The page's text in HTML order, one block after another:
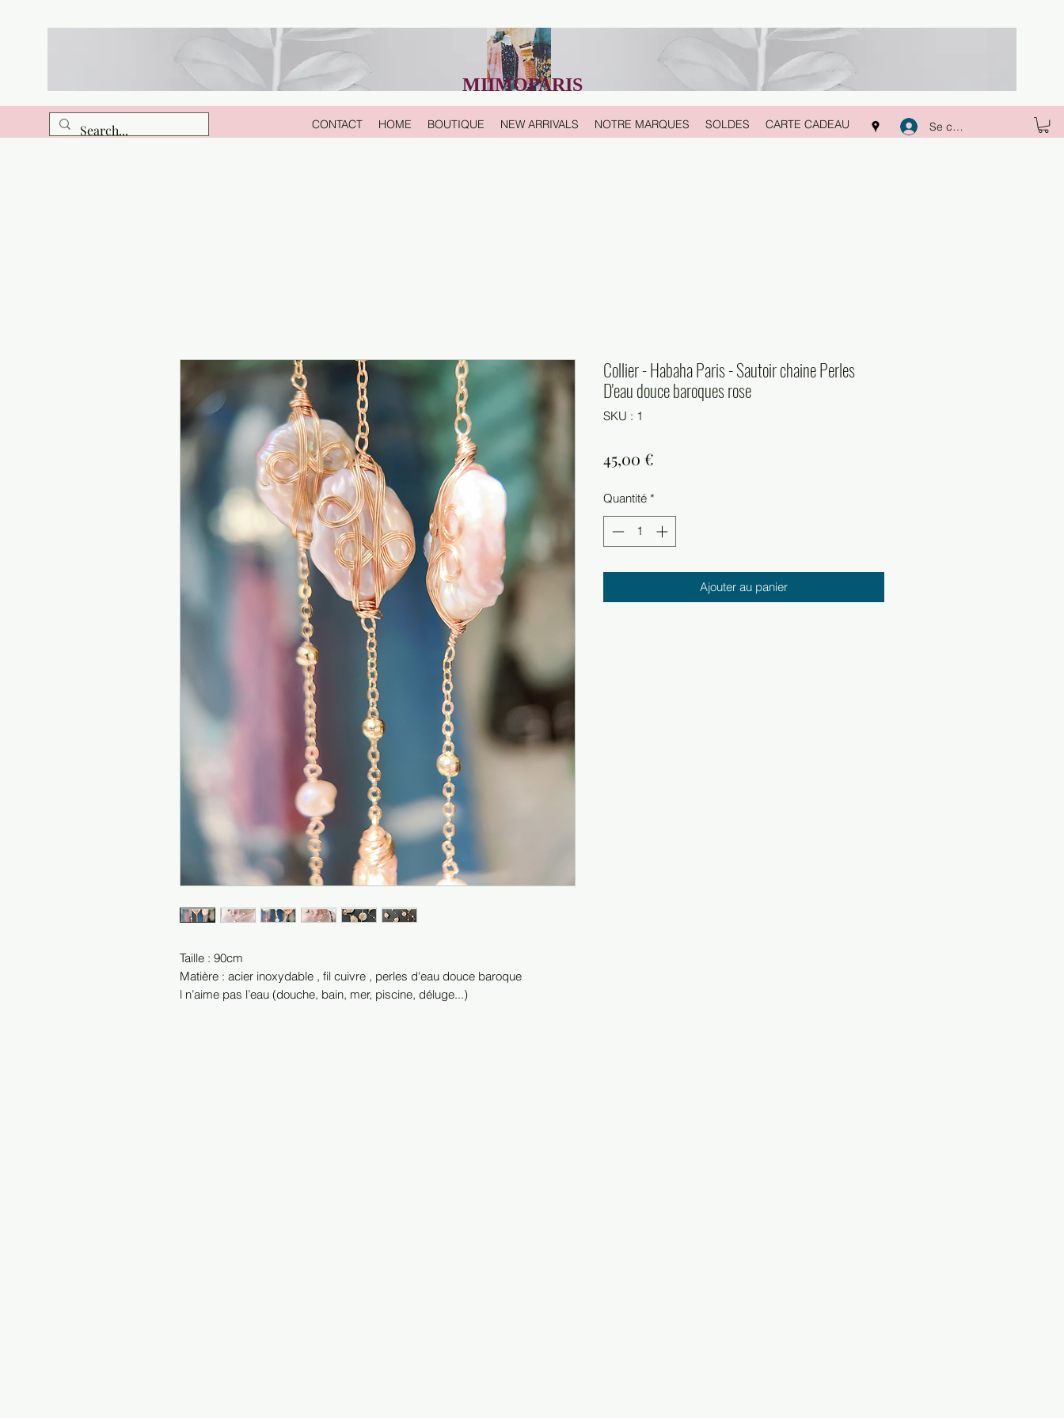
MIIMOPARIS
CONTACT HOME BOUTIQUE NEW ARRIVALS NOTRE MARQUES SOLDES CARTE CADEAU Se connecter
Taille : 90cm
Matière : acier inoxydable , fil cuivre , perles d'eau douce baroque
l n’aime pas l’eau (douche, bain, mer, piscine, déluge...)
Collier - Habaha Paris - Sautoir chaine Perles
D'eau douce baroques rose
SKU : 1
45,00 €
Quantité *
Ajouter au panier